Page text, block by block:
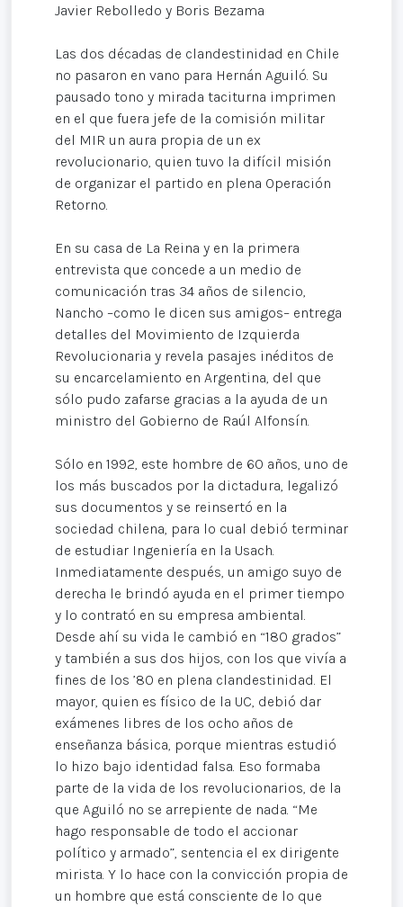
Javier Rebolledo y Boris Bezama
Las dos décadas de clandestinidad en Chile
no pasaron en vano para Hernán Aguiló. Su
pausado tono y mirada taciturna imprimen
en el que fuera jefe de la comisión militar
del MIR un aura propia de un ex
revolucionario, quien tuvo la difícil misión
de organizar el partido en plena Operación
Retorno.
En su casa de La Reina y en la primera
entrevista que concede a un medio de
comunicación tras 34 años de silencio,
Nancho –como le dicen sus amigos– entrega
detalles del Movimiento de Izquierda
Revolucionaria y revela pasajes inéditos de
su encarcelamiento en Argentina, del que
sólo pudo zafarse gracias a la ayuda de un
ministro del Gobierno de Raúl Alfonsín.
Sólo en 1992, este hombre de 60 años, uno de
los más buscados por la dictadura, legalizó
sus documentos y se reinsertó en la
sociedad chilena, para lo cual debió terminar
de estudiar Ingeniería en la Usach.
Inmediatamente después, un amigo suyo de
derecha le brindó ayuda en el primer tiempo
y lo contrató en su empresa ambiental.
Desde ahí su vida le cambió en “180 grados”
y también a sus dos hijos, con los que vivía a
fines de los ’80 en plena clandestinidad. El
mayor, quien es físico de la UC, debió dar
exámenes libres de los ocho años de
enseñanza básica, porque mientras estudió
lo hizo bajo identidad falsa. Eso formaba
parte de la vida de los revolucionarios, de la
que Aguiló no se arrepiente de nada. “Me
hago responsable de todo el accionar
político y armado”, sentencia el ex dirigente
mirista. Y lo hace con la convicción propia de
un hombre que está consciente de lo que